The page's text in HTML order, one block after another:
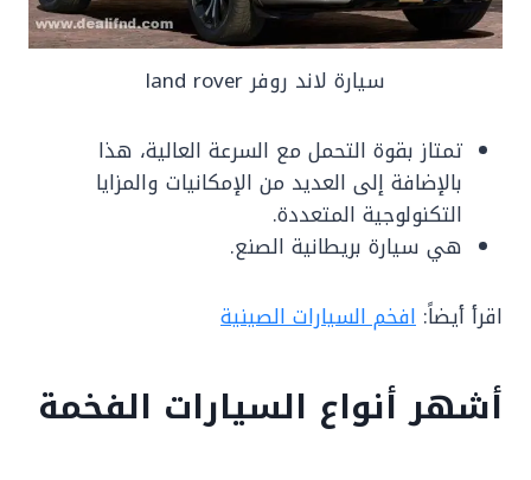
سيارة لاند روفر land rover
تمتاز بقوة التحمل مع السرعة العالية، هذا
بالإضافة إلى العديد من الإمكانيات والمزايا
التكنولوجية المتعددة.
هي سيارة بريطانية الصنع.
اقرأ أيضاً: افخم السيارات الصينية
أشهر أنواع السيارات الفخمة